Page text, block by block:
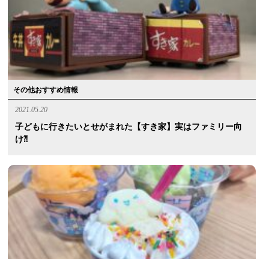
その他おすすめ情報
2021.05.20
子どもに行きたいとせがまれた【すき家】実はファミリー向
け⁈